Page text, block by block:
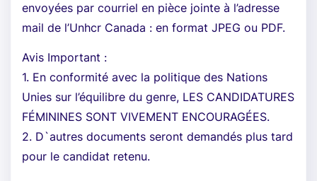
envoyées par courriel en pièce jointe à l’adresse
mail de l’Unhcr Canada : en format JPEG ou PDF.
Avis Important :
1. En conformité avec la politique des Nations
Unies sur l’équilibre du genre, LES CANDIDATURES
FÉMININES SONT VIVEMENT ENCOURAGÉES.
2. D`autres documents seront demandés plus tard
pour le candidat retenu.